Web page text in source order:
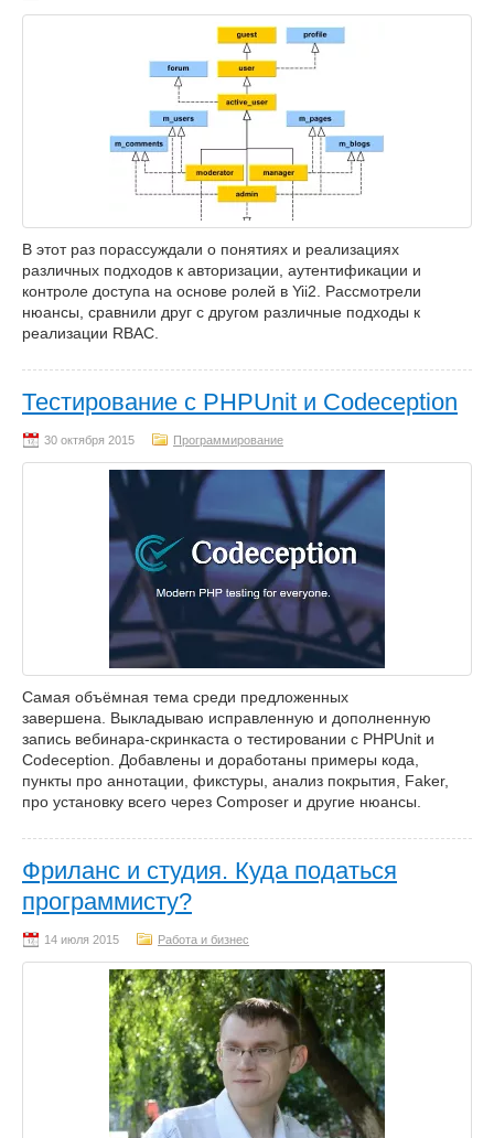
В этот раз порассуждали о понятиях и реализациях
различных подходов к авторизации, аутентификации и
контроле доступа на основе ролей в Yii2. Рассмотрели
нюансы, сравнили друг с другом различные подходы к
реализации RBAC.
Тестирование с PHPUnit и Codeception
Программирование
Самая объёмная тема среди предложенных
завершена. Выкладываю исправленную и дополненную
запись вебинара-скринкаста о тестировании c PHPUnit и
Codeception. Добавлены и доработаны примеры кода,
пункты про аннотации, фикстуры, анализ покрытия, Faker,
про установку всего через Composer и другие нюансы.
Фриланс и студия. Куда податься
программисту?
Работа и бизнес